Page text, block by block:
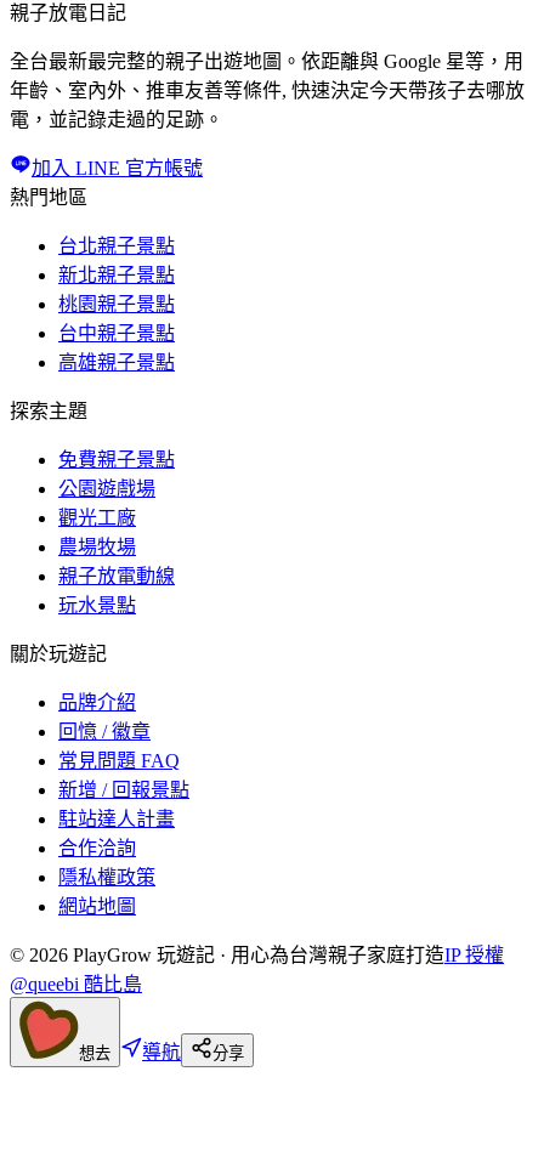
親子放電日記
全台最新最完整的親子出遊地圖。依距離與 Google 星等，用
年齡、室內外、推車友善等條件, 快速決定今天帶孩子去哪放
電，並記錄走過的足跡。
加入 LINE 官方帳號
熱門地區
台北親子景點
新北親子景點
桃園親子景點
台中親子景點
高雄親子景點
探索主題
免費親子景點
公園遊戲場
觀光工廠
農場牧場
親子放電動線
玩水景點
關於玩遊記
品牌介紹
回憶 / 徽章
常見問題 FAQ
新增 / 回報景點
駐站達人計畫
合作洽詢
隱私權政策
網站地圖
© 2026 PlayGrow 玩遊記 · 用心為台灣親子家庭打造IP 授權
@queebi 酷比島
想去 導航 分享